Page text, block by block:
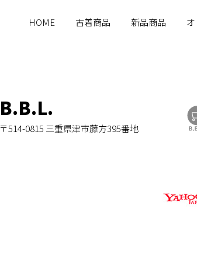
HOME 古着商品 新品商品
B.B.L.
〒514-0815 三重県津市藤方395番地